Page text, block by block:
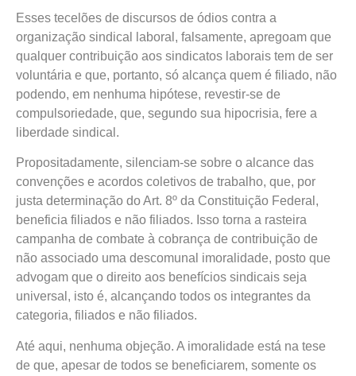
Esses tecelões de discursos de ódios contra a
organização sindical laboral, falsamente, apregoam que
qualquer contribuição aos sindicatos laborais tem de ser
voluntária e que, portanto, só alcança quem é filiado, não
podendo, em nenhuma hipótese, revestir-se de
compulsoriedade, que, segundo sua hipocrisia, fere a
liberdade sindical.
Propositadamente, silenciam-se sobre o alcance das
convenções e acordos coletivos de trabalho, que, por
justa determinação do Art. 8º da Constituição Federal,
beneficia filiados e não filiados. Isso torna a rasteira
campanha de combate à cobrança de contribuição de
não associado uma descomunal imoralidade, posto que
advogam que o direito aos benefícios sindicais seja
universal, isto é, alcançando todos os integrantes da
categoria, filiados e não filiados.
Até aqui, nenhuma objeção. A imoralidade está na tese
de que, apesar de todos se beneficiarem, somente os